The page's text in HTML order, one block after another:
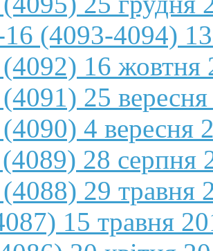
(4093-4094) 13
16 жовтня
25
4 вересня
28 серпня
29 травня
15 травня